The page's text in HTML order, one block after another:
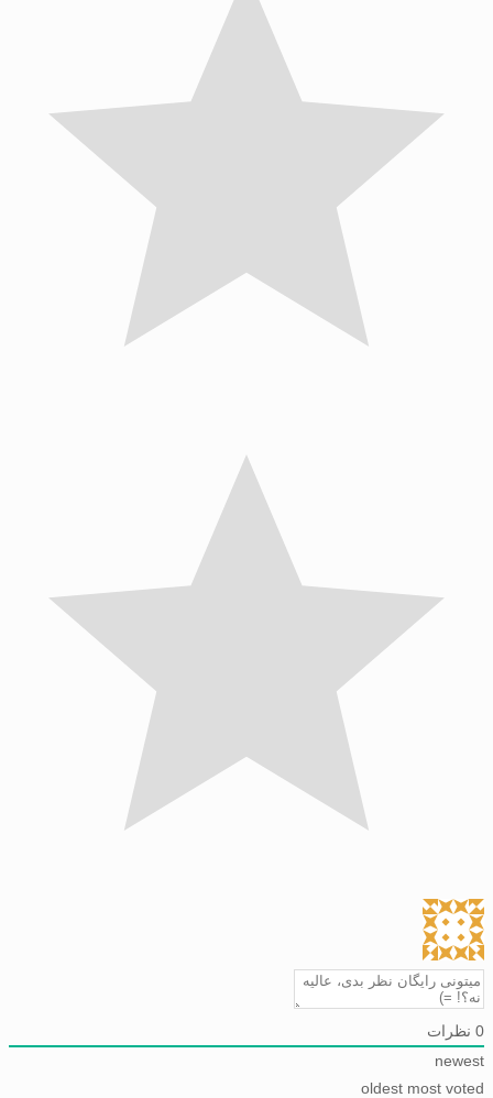
oldest most